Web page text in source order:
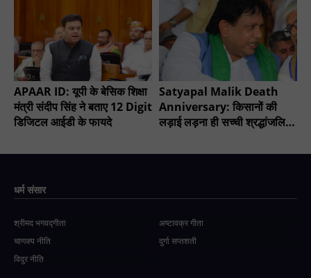
APAAR ID: यूपी के बेसिक शिक्षा
मंत्री संदीप सिंह ने बताए 12 Digit
डिजिटल आईडी के फायदे
Satyapal Malik Death
Anniversary: किसानों की
लड़ाई लड़ना ही सच्ची श्रद्धांजलि -
धर्म संसार
श्रीमद भगवद्गीता
अष्टावक्र गीता
चाणक्य नीति
दुर्गा सप्तशती
विदुर नीति